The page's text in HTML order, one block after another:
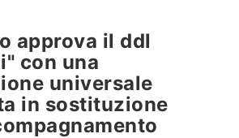
approva il ddl
con una
universale
in sostituzione